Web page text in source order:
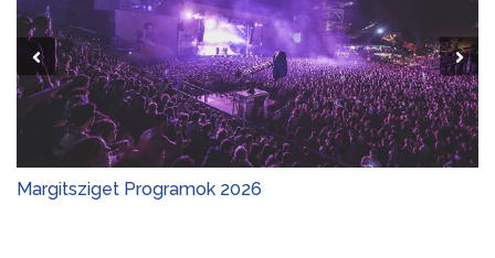
Margitsziget Programok 2026